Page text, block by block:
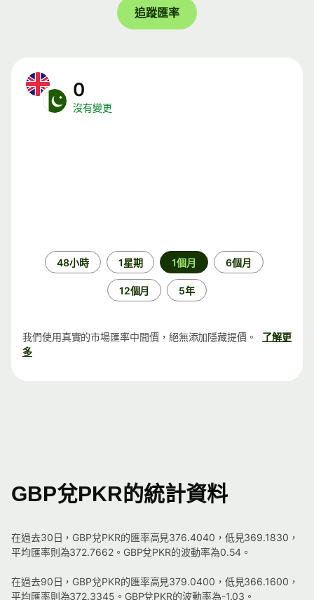
追蹤匯率
0
沒有變更
48小時 1星期 1個月 6個月
12個月 5年
我們使用真實的市場匯率中間價，絕無添加隱藏提價。
了解更
多
GBP兌PKR的統計資料
在過去30日，GBP兌PKR的匯率高見376.4040，低見369.1830，
平均匯率則為372.7662。GBP兌PKR的波動率為0.54。
在過去90日，GBP兌PKR的匯率高見379.0400，低見366.1600，
平均匯率則為372.3345。GBP兌PKR的波動率為-1.03。